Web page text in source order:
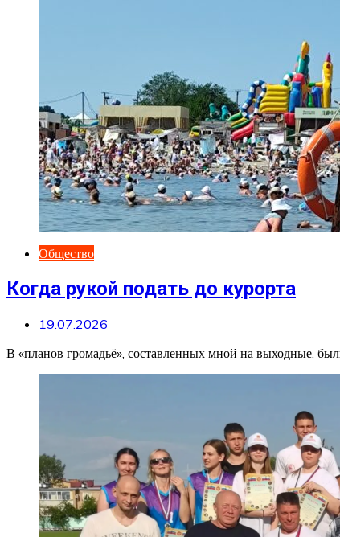
Общество
Когда рукой подать до курорта
19.07.2026
В «планов громадьё», составленных мной на выходные,